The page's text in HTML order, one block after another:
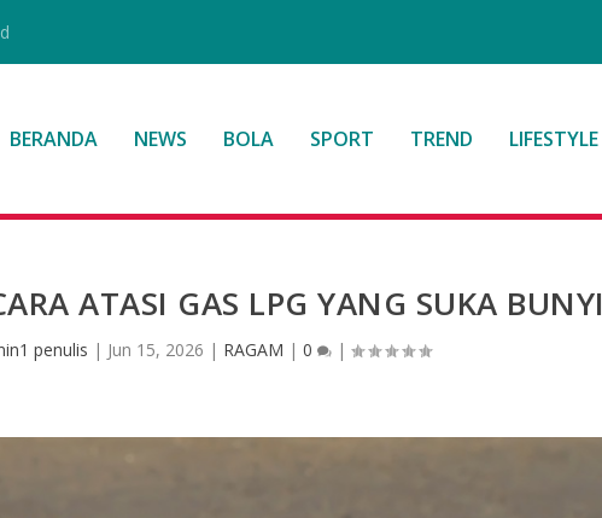
BERANDA NEWS BOLA SPORT TREND LIFESTYLE
ATASI GAS LPG YANG SUKA BUNYI
penulis | Jun 15, 2026 | RAGAM |0 |